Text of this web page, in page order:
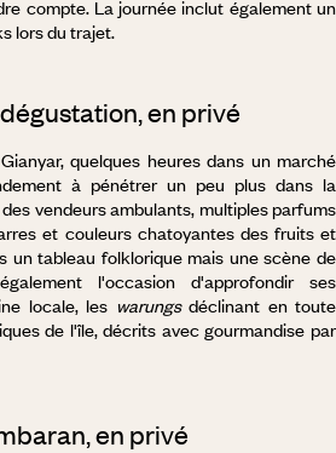
compte. La journée inclut également un
lors du trajet.
en privé
quelques heures dans un marché
à pénétrer un peu plus dans la
vendeurs ambulants, multiples parfums
et couleurs chatoyantes des fruits et
un tableau folklorique mais une scène de
l'occasion d'approfondir ses
locale, les warungsdéclinant en toute
de l'île, décrits avec gourmandise par
en privé